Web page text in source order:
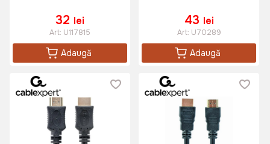
32 lei
Art: U117815
Adaugă
43 lei
Art: U70289
Adaugă